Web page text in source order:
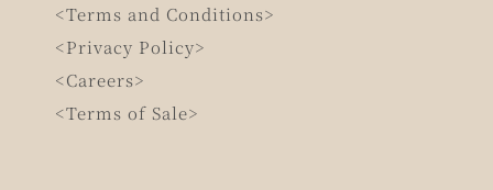
<Terms and Conditions>
<Privacy Policy>
<Careers>
<Terms of Sale>